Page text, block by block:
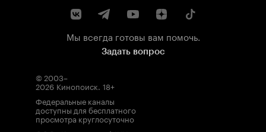
Мы всегда готовы вам помочь.
Задать вопрос
© 2003–
2026 Кинопоиск. 18+
Федеральные каналы
доступны для бесплатного
просмотра круглосуточно